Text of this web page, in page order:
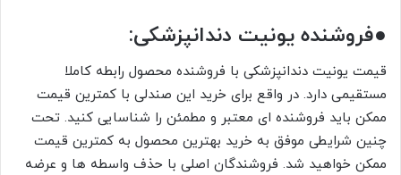
●فروشنده یونیت دندانپزشکی:
قیمت یونیت دندانپزشکی با فروشنده محصول رابطه کاملا
مستقیمی دارد. در واقع برای خرید این صندلی با کمترین قیمت
ممکن باید فروشنده ای معتبر و مطمئن را شناسایی کنید. تحت
چنین شرایطی موفق به خرید بهترین محصول به کمترین قیمت
ممکن خواهید شد. فروشندگان اصلی با حذف واسطه ها و عرضه